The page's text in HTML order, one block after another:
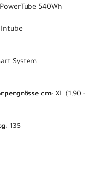
540Wh
Intube
System
cm: XL (1,90 -
: 135